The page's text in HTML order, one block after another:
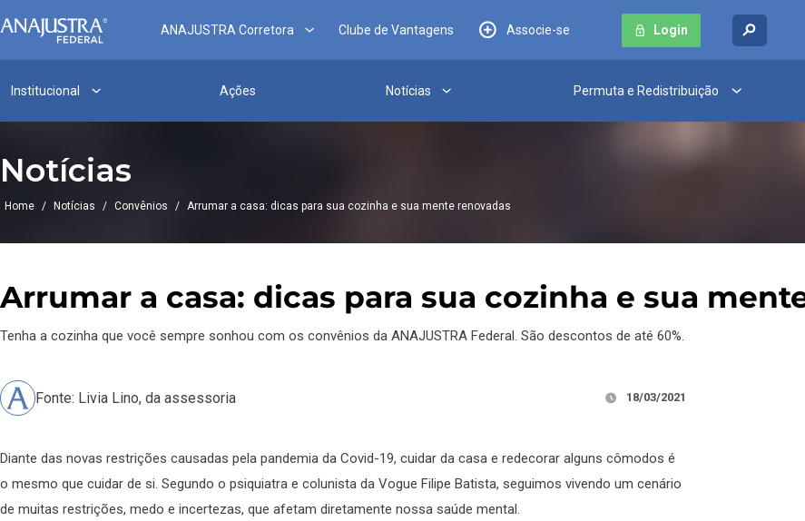
ANAJUSTRA Corretora Clube de Vantagens Associe-se Login
Institucional Ações Notícias Permuta e Redistribuição
Notícias
Home / Notícias / Convênios / Arrumar a casa: dicas para sua cozinha e sua mente renovadas
Arrumar a casa: dicas para sua cozinha e sua
Tenha a cozinha que você sempre sonhou com os convênios da ANAJUSTRA Federal. São descontos de até 60%.
Fonte: Livia Lino, da assessoria 18/03/2021
Diante das novas restrições causadas pela pandemia da Covid-19, cuidar da casa e redecorar alguns cômodos é
o mesmo que cuidar de si. Segundo o psiquiatra e colunista da Vogue Filipe Batista, seguimos vivendo um cenário
de muitas restrições, medo e incertezas, que afetam diretamente nossa saúde mental.